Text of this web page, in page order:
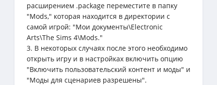
расширением .package переместите в папку
"Mods," которая находится в директории с
самой игрой: "Мои документы\Electronic
Arts\The Sims 4\Mods."
3. В некоторых случаях после этого необходимо
открыть игру и в настройках включить опцию
"Включить пользовательский контент и моды" и
"Моды для сценариев разрешены".